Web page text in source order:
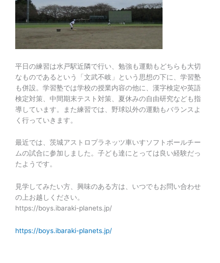
平日の練習は水戸駅近隣で行い、勉強も運動もどちらも大切
なものであるという「文武不岐」という思想の下に、学習塾
も併設。学習塾では学校の授業内容の他に、漢字検定や英語
検定対策、中間期末テスト対策、夏休みの自由研究なども指
導しています。また練習では、野球以外の運動もバランスよ
く行っていきます。
最近では、茨城アストロプラネッツ車いすソフトボールチー
ムの試合に参加しました。子ども達にとっては良い経験だっ
たようです。
見学してみたい方、興味のある方は、いつでもお問い合わせ
の上お越しください。
https://boys.ibaraki-planets.jp/
https://boys.ibaraki-planets.jp/